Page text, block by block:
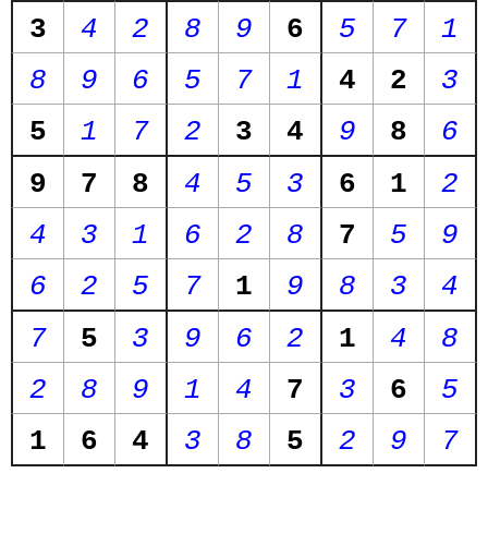
3 4 2 8 9 6 5 7
1
8
9 6 5 7 1 4 2
3
5
1 7 2 3 4 9 8
6
9
7 8 4 5 3 6 1
2
4
3 1 6 2 8 7 5
9
6
2 5 7 1 9 8 3
4
7
5 3 9 6 2 1 4
8
2
8 9 1 4 7 3 6
5
1
6 4 3 8 5 2 9 7